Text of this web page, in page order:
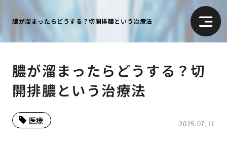
膿が溜まったらどうする？切開排膿という治療法
膿が溜まったらどうする？切
開排膿という治療法
2025.07.11
医療